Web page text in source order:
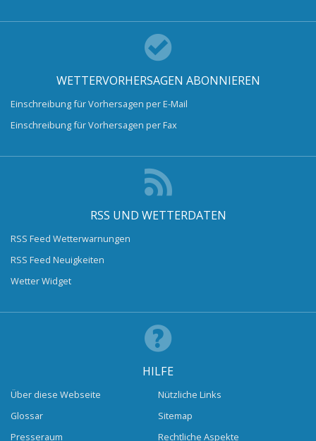
WETTERVORHERSAGEN ABONNIEREN
Einschreibung für Vorhersagen per E-Mail
Einschreibung für Vorhersagen per Fax
RSS UND WETTERDATEN
RSS Feed Wetterwarnungen
RSS Feed Neuigkeiten
Wetter Widget
HILFE
Über diese Webseite
Glossar
Presseraum
Nützliche Links
Sitemap
Rechtliche Aspekte